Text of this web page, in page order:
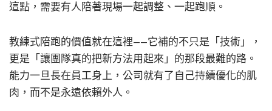
這點，需要有人陪著現場一起調整、一起跑順。
教練式陪跑的價值就在這裡——它補的不只是「技術」，
更是「讓團隊真的把新方法用起來」的那段最難的路。
能力一旦長在員工身上，公司就有了自己持續優化的肌
肉，而不是永遠依賴外人。